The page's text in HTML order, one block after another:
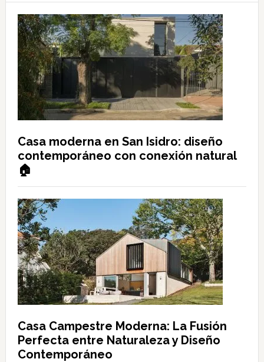
Casa moderna en San Isidro: diseño
contemporáneo con conexión natural
🏠
Casa Campestre Moderna: La Fusión
Perfecta entre Naturaleza y Diseño
Contemporáneo